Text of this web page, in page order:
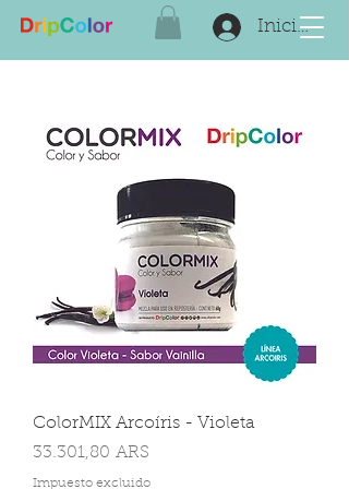
Iniciar
ColorMIX Arcoíris - Violeta
Precio
33.301,80 ARS
Impuesto excluido